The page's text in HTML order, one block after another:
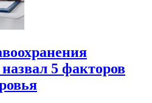
5 факторов